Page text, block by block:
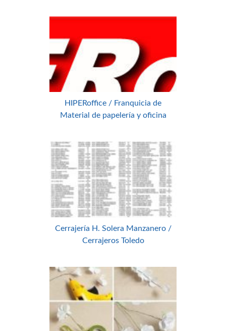
HIPERoffice / Franquicia de
Material de papelería y oficina
Cerrajería H. Solera Manzanero /
Cerrajeros Toledo